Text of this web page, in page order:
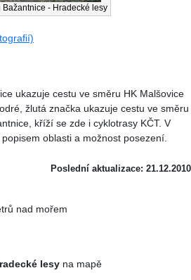
Bažantnice - Hradecké lesy
ukazuje cestu ve směru HK Malšovice
žlutá značka ukazuje cestu ve směru
kříží se zde i cyklotrasy KČT. V
oblasti a možnost posezení.
Poslední aktualizace: 21.12.2010
nad mořem
lesy na mapě